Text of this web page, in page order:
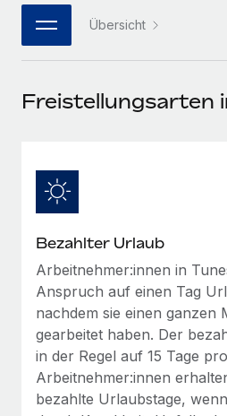
MCP
Integrationen
Tools
Frag unsere Expert:innen
Hilfe von Expert:innen für
Einfacheres Bewerber:innen-
Compliance Watchtower
Lückenlose Compliance
Geräteverwaltung
Globale Bereitstellung und
PARTNER WERDEN
Flexible Einbettung von
Partner werden
Remote Build
Beratung zu Integrationen und
So hat der KI-Vorreiter
Remote um 120 %
Weaviate auf einen Blick
Open-Source-Infrastrukturen. Das...
Mehr erfahren
Bibliothek für
Webinare
Events
Informationen zu Gehältern
Insights Center
Hol dir Unterstützung
Alle Ressourcen anzeigen
BLOG
Globale Payroll
EOR und PEO
한국어 Übersicht
Freistellungsarten
Bezahlter Urlaub
Arbeitnehmer:innen in
Anspruch auf einen Tag
nachdem sie einen ganzen
gearbeitet haben. Der
in der Regel auf 15 Tage
Arbeitnehmer:innen
bezahlte Urlaubstage,